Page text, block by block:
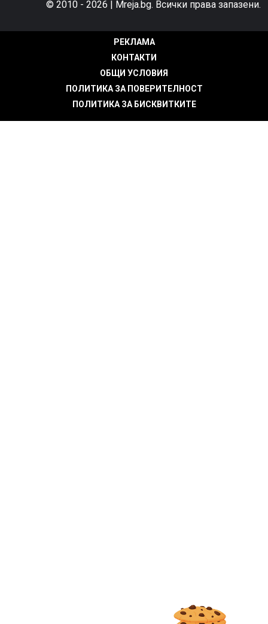
© 2010 - 2026 | Mreja.bg. Всички права запазени.
РЕКЛАМА
КОНТАКТИ
ОБЩИ УСЛОВИЯ
ПОЛИТИКА ЗА ПОВЕРИТЕЛНОСТ
ПОЛИТИКА ЗА БИСКВИТКИТЕ